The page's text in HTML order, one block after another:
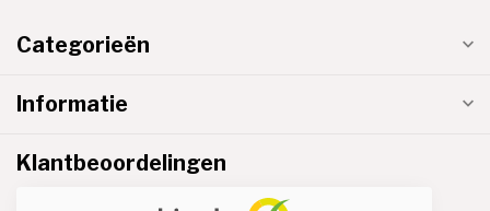
Categorieën
Informatie
Klantbeoordelingen